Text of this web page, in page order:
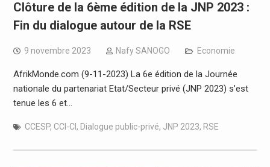
Clôture de la 6ème édition de la JNP 2023 :
Fin du dialogue autour de la RSE
9 novembre 2023 Nafy SANOGO Economie
AfrikMonde.com (9-11-2023) La 6e édition de la Journée
nationale du partenariat Etat/Secteur privé (JNP 2023) s’est
tenue les 6 et…
CCESP, CCI-CI, Dialogue public-privé, JNP 2023, RSE